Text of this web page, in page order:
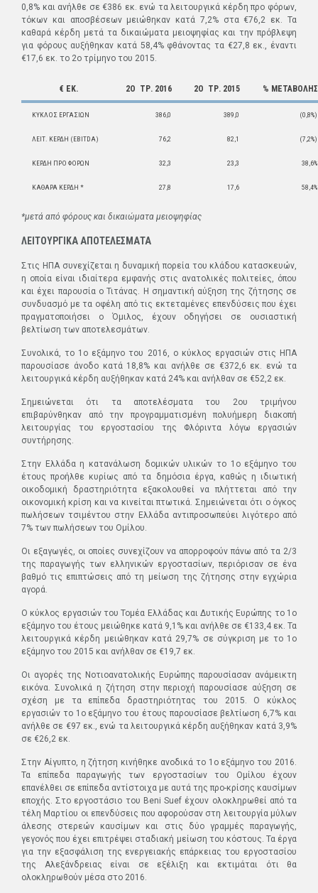
0,8% και ανήλθε σε €386 εκ. ενώ τα λειτουργικά κέρδη προ φόρων,
τόκων και αποσβέσεων μειώθηκαν κατά 7,2% στα €76,2 εκ. Τα
καθαρά κέρδη μετά τα δικαιώματα μειοψηφίας και την πρόβλεψη
για φόρους αυξήθηκαν κατά 58,4% φθάνοντας τα €27,8 εκ., έναντι
€17,6 εκ. το 2ο τρίμηνο του 2015.
€ ΕΚ. 2Ο ΤΡ. 2016 2Ο ΤΡ. 2015 % ΜΕΤΑΒΟΛΗΣ
ΚΥΚΛΟΣ ΕΡΓΑΣΙΩΝ 386,0 389,0 (0,8%)
ΛΕΙΤ. ΚΕΡΔΗ (EBITDA) 76,2 82,1 (7,2%)
ΚΕΡΔΗ ΠΡΟ ΦΟΡΩΝ 32,3 23,3 38,6%
ΚΑΘΑΡΑ ΚΕΡΔΗ * 27,8 17,6 58,4%
*μετά από φόρους και δικαιώματα μειοψηφίας
ΛΕΙΤΟΥΡΓΙΚΑ ΑΠΟΤΕΛΕΣΜΑΤΑ
Στις ΗΠΑ συνεχίζεται η δυναμική πορεία του κλάδου κατασκευών,
η οποία είναι ιδιαίτερα εμφανής στις ανατολικές πολιτείες, όπου
και έχει παρουσία ο Τιτάνας. Η σημαντική αύξηση της ζήτησης σε
συνδυασμό με τα οφέλη από τις εκτεταμένες επενδύσεις που έχει
πραγματοποιήσει ο Όμιλος, έχουν οδηγήσει σε ουσιαστική
βελτίωση των αποτελεσμάτων.
Συνολικά, το 1ο εξάμηνο του 2016, ο κύκλος εργασιών στις ΗΠΑ
παρουσίασε άνοδο κατά 18,8% και ανήλθε σε €372,6 εκ. ενώ τα
λειτουργικά κέρδη αυξήθηκαν κατά 24% και ανήλθαν σε €52,2 εκ.
Σημειώνεται ότι τα αποτελέσματα του 2ου τριμήνου
επιβαρύνθηκαν από την προγραμματισμένη πολυήμερη διακοπή
λειτουργίας του εργοστασίου της Φλόριντα λόγω εργασιών
συντήρησης.
Στην Ελλάδα η κατανάλωση δομικών υλικών το 1ο εξάμηνο του
έτους προήλθε κυρίως από τα δημόσια έργα, καθώς η ιδιωτική
οικοδομική δραστηριότητα εξακολουθεί να πλήττεται από την
οικονομική κρίση και να κινείται πτωτικά. Σημειώνεται ότι ο όγκος
πωλήσεων τσιμέντου στην Ελλάδα αντιπροσωπεύει λιγότερο από
7% των πωλήσεων του Ομίλου.
Οι εξαγωγές, οι οποίες συνεχίζουν να απορροφούν πάνω από τα 2/3
της παραγωγής των ελληνικών εργοστασίων, περιόρισαν σε ένα
βαθμό τις επιπτώσεις από τη μείωση της ζήτησης στην εγχώρια
αγορά.
Ο κύκλος εργασιών του Τομέα Ελλάδας και Δυτικής Ευρώπης το 1ο
εξάμηνο του έτους μειώθηκε κατά 9,1% και ανήλθε σε €133,4 εκ. Τα
λειτουργικά κέρδη μειώθηκαν κατά 29,7% σε σύγκριση με το 1ο
εξάμηνο του 2015 και ανήλθαν σε €19,7 εκ.
Οι αγορές της Νοτιοανατολικής Ευρώπης παρουσίασαν ανάμεικτη
εικόνα. Συνολικά η ζήτηση στην περιοχή παρουσίασε αύξηση σε
σχέση με τα επίπεδα δραστηριότητας του 2015. Ο κύκλος
εργασιών το 1o εξάμηνο του έτους παρουσίασε βελτίωση 6,7% και
ανήλθε σε €97 εκ., ενώ τα λειτουργικά κέρδη αυξήθηκαν κατά 3,9%
σε €26,2 εκ.
Στην Αίγυπτο, η ζήτηση κινήθηκε ανοδικά το 1ο εξάμηνο του 2016.
Τα επίπεδα παραγωγής των εργοστασίων του Ομίλου έχουν
επανέλθει σε επίπεδα αντίστοιχα με αυτά της προ-κρίσης καυσίμων
εποχής. Στο εργοστάσιο του Beni Suef έχουν ολοκληρωθεί από τα
τέλη Μαρτίου οι επενδύσεις που αφορούσαν στη λειτουργία μύλων
άλεσης στερεών καυσίμων και στις δύο γραμμές παραγωγής,
γεγονός που έχει επιτρέψει σταδιακή μείωση του κόστους. Τα έργα
για την εξασφάλιση της ενεργειακής επάρκειας του εργοστασίου
της Αλεξάνδρειας είναι σε εξέλιξη και εκτιμάται ότι θα
ολοκληρωθούν μέσα στο 2016.